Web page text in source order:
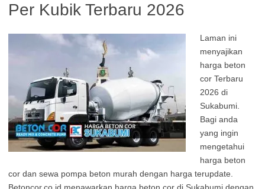
Per Kubik Terbaru 2026
Laman ini
menyajikan
harga beton
cor Terbaru
2026 di
Sukabumi.
Bagi anda
yang ingin
mengetahui
harga beton
cor dan sewa pompa beton murah dengan harga terupdate.